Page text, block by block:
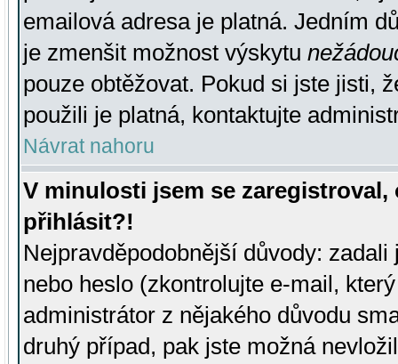
emailová adresa je platná. Jedním
je zmenšit možnost výskytu
pouze obtěžovat. Pokud si jste jisti,
použili je platná, kontaktujte
Návrat nahoru
V minulosti jsem se
přihlásit?!
Nejpravděpodobnější důvody:
nebo heslo (zkontrolujte e-mail,
administrátor z nějakého důvodu
druhý případ, pak jste možná